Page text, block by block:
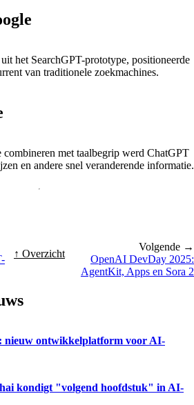
het SearchGPT-prototype, positioneerde
van traditionele zoekmachines.
met taalbegrip werd ChatGPT
en andere snel veranderende informatie.
↑ Overzicht
Volgende →
OpenAI DevDay 2025:
AgentKit, Apps en Sora 2
nieuw ontwikkelplatform voor AI-
kondigt "volgend hoofdstuk" in AI-